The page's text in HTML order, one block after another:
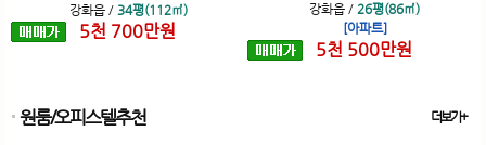
강화읍 / 34평(112㎡)
5천 700만원
강화읍 / 26평(86㎡)
[아파트]
5천 500만원
원룸/오피스텔추천 더보기+